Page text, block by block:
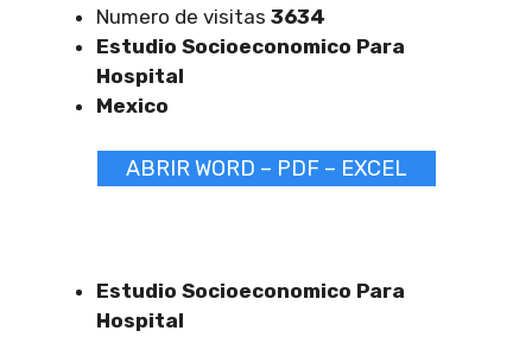
Numero de visitas 3634
Estudio Socioeconomico Para
Hospital
Mexico
ABRIR WORD – PDF – EXCEL
Estudio Socioeconomico Para
Hospital